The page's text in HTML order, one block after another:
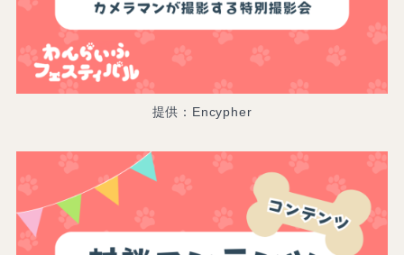
提供：Encypher